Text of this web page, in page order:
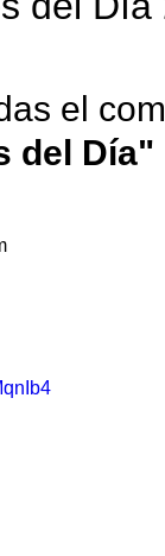
el
del Día"